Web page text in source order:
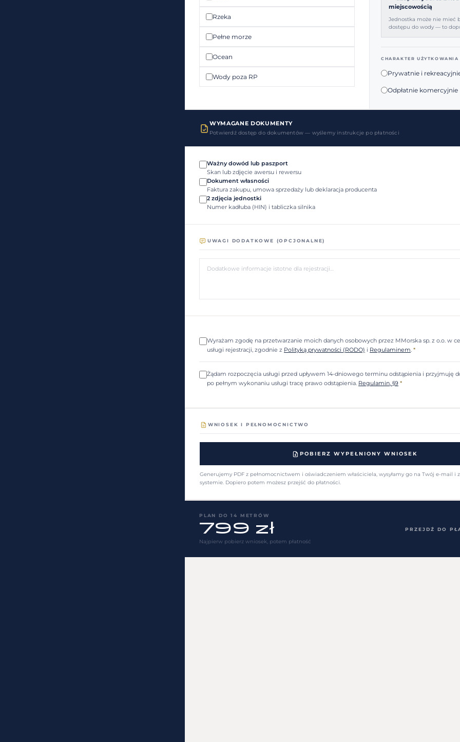
Rzeka
Pełne morze
Ocean
Wody poza RP
miejscowością
Jednostka może nie mieć
dostępu do wody — to
CHARAKTER
Prywatnie i
Odpłatnie komercyjnie
WYMAGANE DOKUMENTY
Potwierdź dostęp do dokumentów — wyślemy instrukcje po płatności
Ważny dowód lub paszport
Skan lub zdjęcie awersu i rewersu
Dokument własności
Faktura zakupu, umowa sprzedaży lub deklaracja producenta
2 zdjęcia jednostki
Numer kadłuba (HIN) i tabliczka silnika
UWAGI DODATKOWE (OPCJONALNE)
Wyrażam zgodę na przetwarzanie moich danych osobowych przez MMorska sp. z o.o. w
usługi rejestracji, zgodnie z Polityką prywatności (RODO) i Regulaminem. *
Żądam rozpoczęcia usługi przed upływem 14-dniowego terminu odstąpienia i przyjmuję
po pełnym wykonaniu usługi tracę prawo odstąpienia. Regulamin, §9 *
WNIOSEK I PEŁNOMOCNICTWO
POBIERZ WYPEŁNIONY WNIOSEK
Generujemy PDF z pełnomocnictwem i oświadczeniem właściciela, wysyłamy go na Twój e-mail i
systemie. Dopiero potem możesz przejść do płatności.
PLAN DO 14 METRÓW
799 zł
Najpierw pobierz wniosek, potem płatność
PRZEJDŹ DO